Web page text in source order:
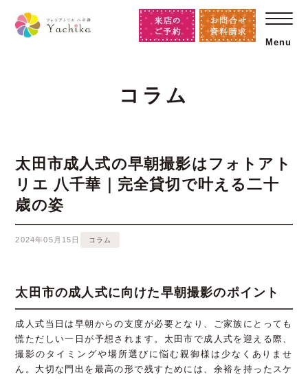
Menu
コラム
太田市成人式の早朝撮影はフォトアト
リエ 八千華｜完全貸切で叶える二十
歳の姿
2024年05月15日 コラム
太田市の成人式に向けた早朝撮影のポイント
成人式当日は早朝からの支度が必要となり、ご家族にとっても
慌ただしい一日が予想されます。太田市で成人式を迎える際、
撮影のタイミングや場所選びに悩む親御様は少なくありませ
ん。大切な門出を最高の形で残すためには、余裕を持ったスケ